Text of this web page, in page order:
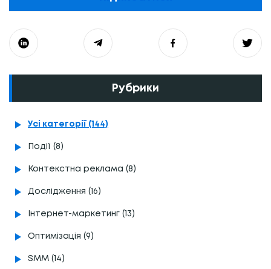
Рубрики
Усі категорії (144)
Події (8)
Контекстна реклама (8)
Дослідження (16)
Інтернет-маркетинг (13)
Оптимізація (9)
SMM (14)